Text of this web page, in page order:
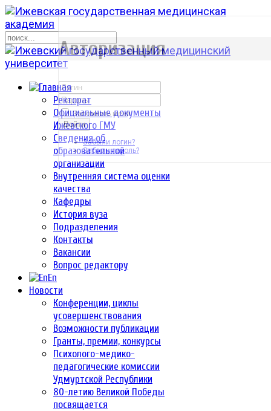
Ректорат
Официальные документы
Ижевского ГМУ
Сведения об
образовательной
организации
Внутренняя система оценки
качества
Кафедры
История вуза
Подразделения
Контакты
Вакансии
Вопрос редактору
En
Новости
Конференции, циклы
усовершенствования
Возможности публикации
Гранты, премии, конкурсы
Психолого-медико-
педагогические комиссии
Удмуртской Республики
80-летию Великой Победы
посвящается
р
Авторизация
Запомнить меня
Войти
Забыли логин?
Забыли пароль?